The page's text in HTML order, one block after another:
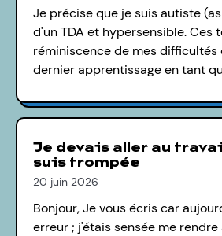
Je précise que je suis autiste
d'un TDA et hypersensible. Ces
réminiscence de mes difficultés
dernier apprentissage en tant
Je devais aller au
suis trompée
20 juin 2026
Bonjour, Je vous écris car
erreur ; j'étais sensée me